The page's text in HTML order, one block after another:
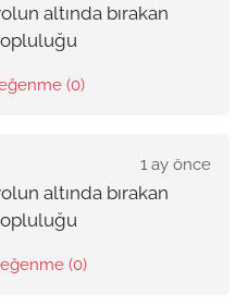
altında bırakan
(0)
1 ay önce
altında bırakan
(0)